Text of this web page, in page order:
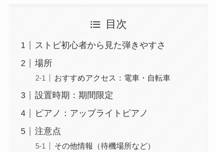
目次
ストピ初心者から見た弾きやすさ
場所
おすすめアクセス：電車・自転車
設置時期：期間限定
ピアノ：アップライトピアノ
注意点
その他情報（待機場所など）